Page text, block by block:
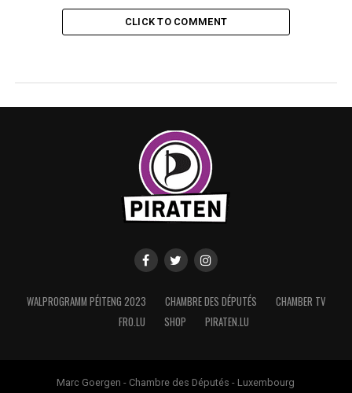
CLICK TO COMMENT
WALPROGRAMM PÉITENG 2023 CHAMBRE DES DÉPUTÉS
CHAMBER TV
FRO.LU
SHOP PIRATEN.LU
Marc Goergen - Chambre des Députés - Luxembourg